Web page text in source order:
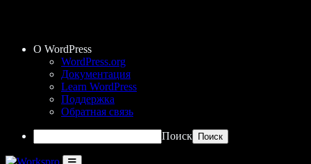
О WordPress
WordPress.org
Документация
Learn WordPress
Поддержка
Обратная связь
Поиск